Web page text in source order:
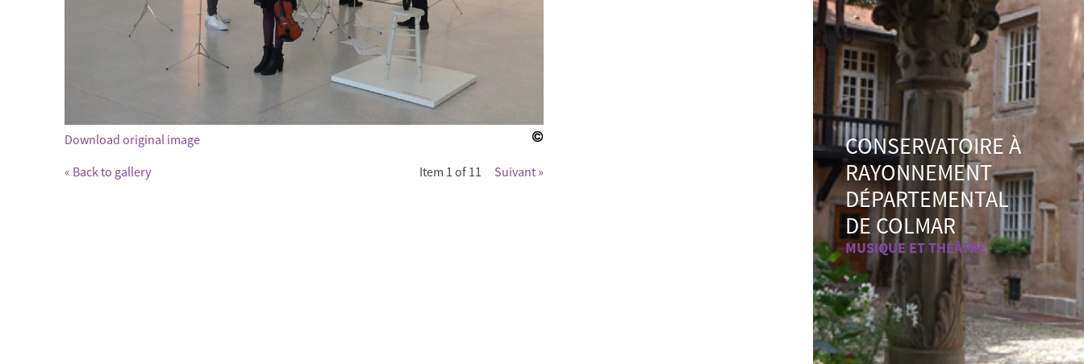
Download original image
« Back to gallery
Item 1 of 11 Suivant »
CONSERVATOIRE À
RAYONNEMENT
DÉPARTEMENTAL
DE COLMAR
MUSIQUE ET THÉÂTRE